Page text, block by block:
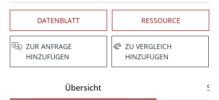
DATENBLATT RESSOURCE
ZUR ANFRAGE
HINZUFÜGEN
ZU VERGLEICH
HINZUFÜGEN
Übersicht